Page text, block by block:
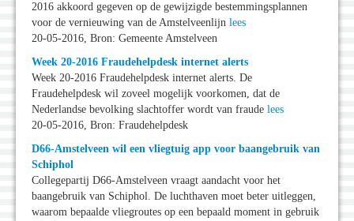
2016 akkoord gegeven op de gewijzigde bestemmingsplannen
voor de vernieuwing van de Amstelveenlijn lees
20-05-2016, Bron: Gemeente Amstelveen
Week 20-2016 Fraudehelpdesk internet alerts
Week 20-2016 Fraudehelpdesk internet alerts. De
Fraudehelpdesk wil zoveel mogelijk voorkomen, dat de
Nederlandse bevolking slachtoffer wordt van fraude lees
20-05-2016, Bron: Fraudehelpdesk
D66-Amstelveen wil een vliegtuig app voor baangebruik van
Schiphol
Collegepartij D66-Amstelveen vraagt aandacht voor het
baangebruik van Schiphol. De luchthaven moet beter uitleggen,
waarom bepaalde vliegroutes op een bepaald moment in gebruik